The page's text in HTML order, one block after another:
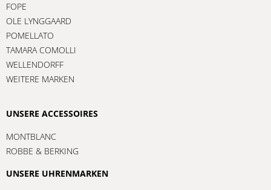
FOPE
OLE LYNGGAARD
POMELLATO
TAMARA COMOLLI
WELLENDORFF
WEITERE MARKEN
UNSERE ACCESSOIRES
MONTBLANC
ROBBE & BERKING
UNSERE UHRENMARKEN